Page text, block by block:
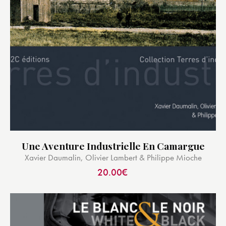
Une Aventure Industrielle En Camargue
Xavier Daumalin, Olivier Lambert & Philippe Mioche
20.00€